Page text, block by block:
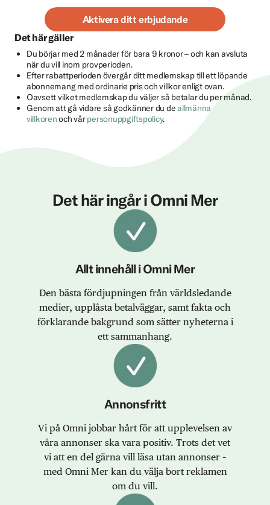
Aktivera ditt erbjudande
Det här gäller
Du börjar med 2 månader för bara 9 kronor – och kan avsluta
när du vill inom provperioden.
Efter rabattperioden övergår ditt medlemskap till ett löpande
abonnemang med ordinarie pris och villkor enligt ovan.
Oavsett vilket medlemskap du väljer så betalar du per månad.
Genom att gå vidare så godkänner du deallmänna
villkorenoch vårpersonuppgiftspolicy.
Det här ingår i Omni Mer
Allt innehåll i Omni Mer
Den bästa fördjupningen från världsledande
medier, upplåsta betalväggar, samt fakta och
förklarande bakgrund som sätter nyheterna i
ett sammanhang.
Annonsfritt
Vi på Omni jobbar hårt för att upplevelsen av
våra annonser ska vara positiv. Trots det vet
vi att en del gärna vill läsa utan annonser –
med Omni Mer kan du välja bort reklamen
om du vill.